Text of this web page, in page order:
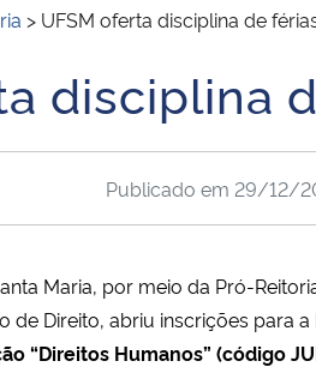
de Segurança
Advocacia-
> UFSM oferta disciplina de
disciplina
Publicado em 29/12/
Maria, por meio da Pró-
de Direito, abriu inscrições para a
“Direitos Humanos” (código